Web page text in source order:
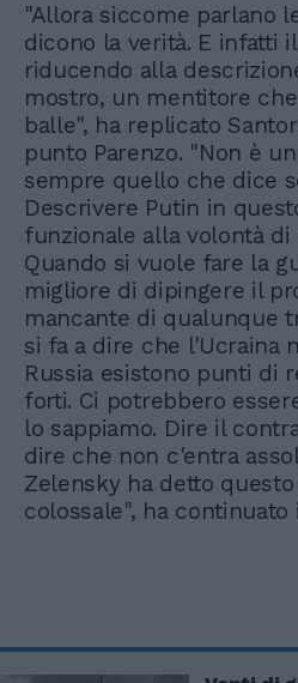
"Allora siccome parlano
dicono la verità. E infatti
riducendo alla
mostro, un mentitore
balle", ha replicato
punto Parenzo. "Non è
sempre quello che dice
Descrivere Putin in
funzionale alla volontà di
Quando si vuole fare la
migliore di dipingere il
mancante di qualunque
si fa a dire che l'Ucraina
Russia esistono punti di
forti. Ci potrebbero
lo sappiamo. Dire il
dire che non c'entra
Zelensky ha detto
colossale", ha continuato